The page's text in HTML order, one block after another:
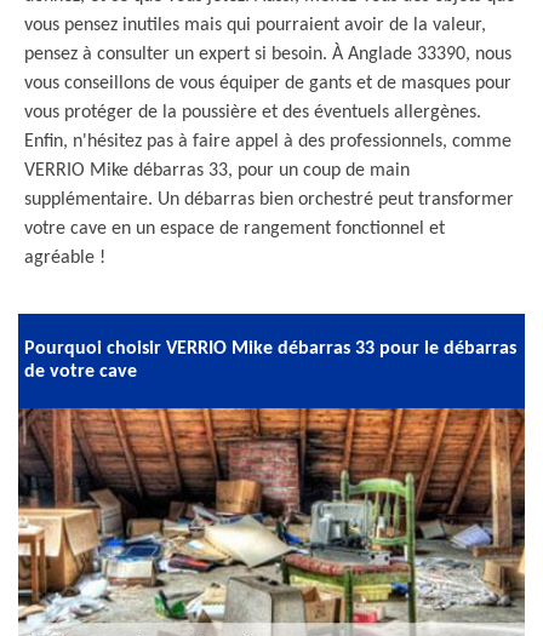
vous pensez inutiles mais qui pourraient avoir de la valeur,
pensez à consulter un expert si besoin. À Anglade 33390, nous
vous conseillons de vous équiper de gants et de masques pour
vous protéger de la poussière et des éventuels allergènes.
Enfin, n'hésitez pas à faire appel à des professionnels, comme
VERRIO Mike débarras 33, pour un coup de main
supplémentaire. Un débarras bien orchestré peut transformer
votre cave en un espace de rangement fonctionnel et
agréable !
Pourquoi choisir VERRIO Mike débarras 33 pour le débarras
de votre cave